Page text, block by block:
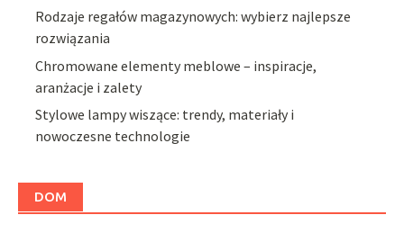
Rodzaje regałów magazynowych: wybierz najlepsze
rozwiązania
Chromowane elementy meblowe – inspiracje,
aranżacje i zalety
Stylowe lampy wiszące: trendy, materiały i
nowoczesne technologie
DOM